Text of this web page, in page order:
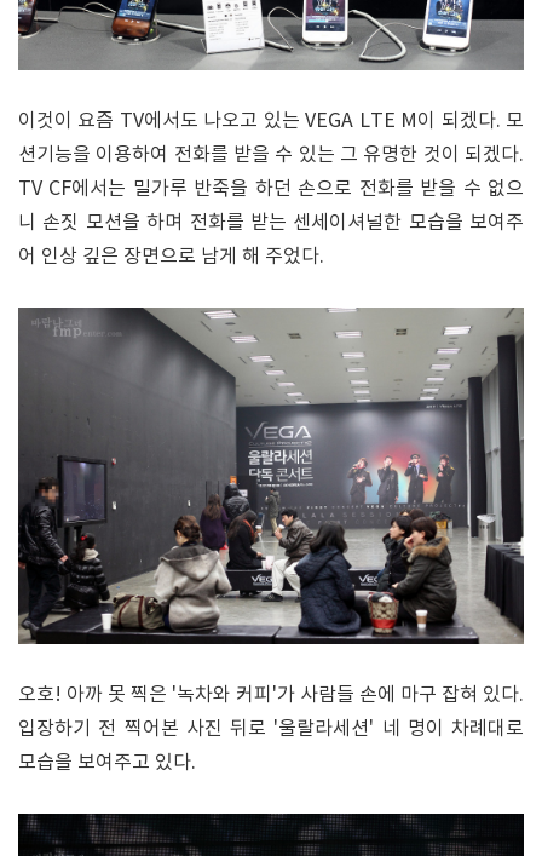
이것이 요즘 TV에서도 나오고 있는 VEGA LTE M이 되겠다. 모
션기능을 이용하여 전화를 받을 수 있는 그 유명한 것이 되겠다.
TV CF에서는 밀가루 반죽을 하던 손으로 전화를 받을 수 없으
니 손짓 모션을 하며 전화를 받는 센세이셔널한 모습을 보여주
어 인상 깊은 장면으로 남게 해 주었다.
오호! 아까 못 찍은 '녹차와 커피'가 사람들 손에 마구 잡혀 있다.
입장하기 전 찍어본 사진 뒤로 '울랄라세션' 네 명이 차례대로
모습을 보여주고 있다.